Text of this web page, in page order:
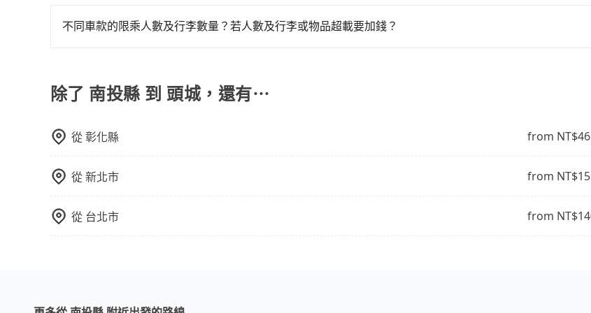
專人回覆您。
不同車款的限乘人數及行李數量？若人數及行李或物品超載要加錢？
可乘坐八位乘客，並可攜帶八個隨身行李與六個30吋行李箱。 為了確保行車安全及遵守相關法規，我們不
載人數。 如果您攜帶的行李或物品較多，我們會根據情況收取微搬家費用，費用在300至500元之間。
除了 南投縣 到 頭城，還有⋯
從彰化縣 from NT$
從新北市 from NT$
從 台北市 from NT$